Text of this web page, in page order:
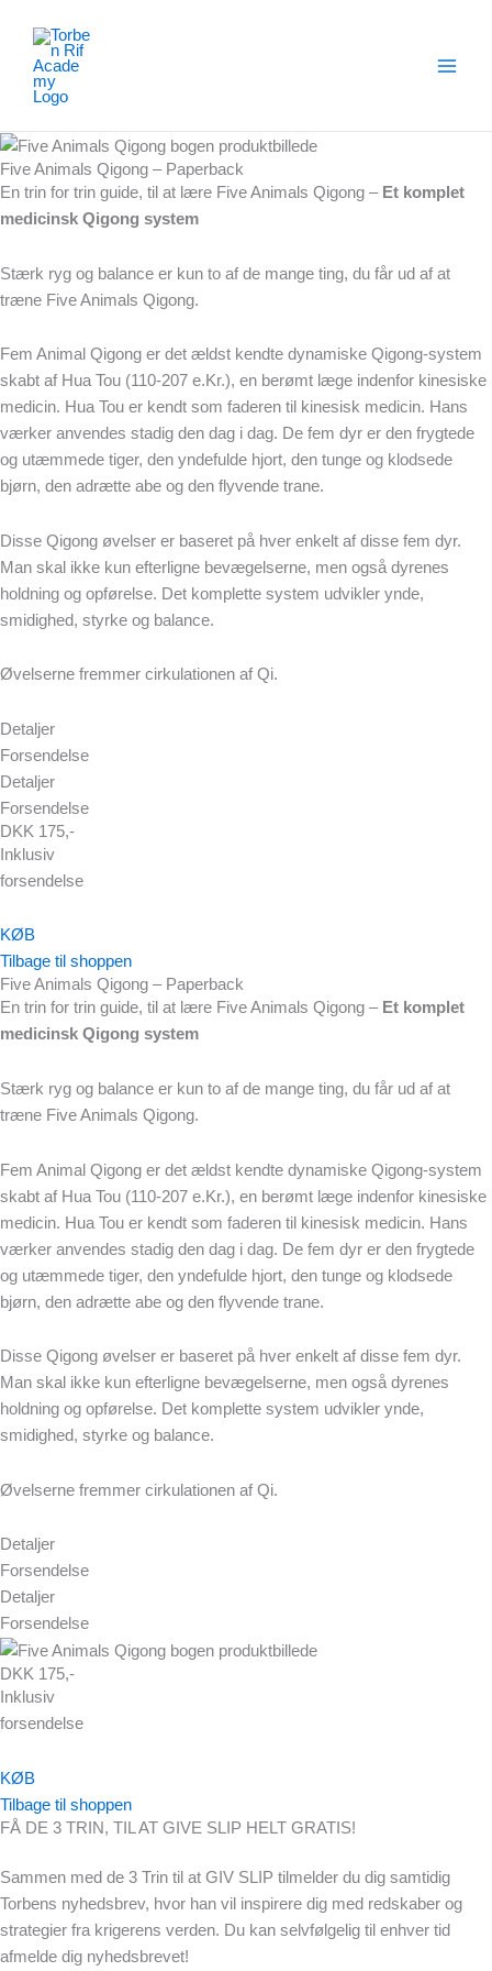
indholdet
Five Animals Qigong – Paperback
En trin for trin guide, til at lære Five Animals Qigong – Et komplet
medicinsk Qigong system
Stærk ryg og balance er kun to af de mange ting, du får ud af at
træne Five Animals Qigong.
Fem Animal Qigong er det ældst kendte dynamiske Qigong-system
skabt af Hua Tou (110-207 e.Kr.), en berømt læge indenfor kinesiske
medicin. Hua Tou er kendt som faderen til kinesisk medicin. Hans
værker anvendes stadig den dag i dag. De fem dyr er den frygtede
og utæmmede tiger, den yndefulde hjort, den tunge og klodsede
bjørn, den adrætte abe og den flyvende trane.
Disse Qigong øvelser er baseret på hver enkelt af disse fem dyr.
Man skal ikke kun efterligne bevægelserne, men også dyrenes
holdning og opførelse. Det komplette system udvikler ynde,
smidighed, styrke og balance.
Øvelserne fremmer cirkulationen af Qi.
Detaljer
Forsendelse
Detaljer
Forsendelse
DKK 175,-
Inklusiv
forsendelse
KØB
Tilbage til shoppen
Five Animals Qigong – Paperback
En trin for trin guide, til at lære Five Animals Qigong – Et komplet
medicinsk Qigong system
Stærk ryg og balance er kun to af de mange ting, du får ud af at
træne Five Animals Qigong.
Fem Animal Qigong er det ældst kendte dynamiske Qigong-system
skabt af Hua Tou (110-207 e.Kr.), en berømt læge indenfor kinesiske
medicin. Hua Tou er kendt som faderen til kinesisk medicin. Hans
værker anvendes stadig den dag i dag. De fem dyr er den frygtede
og utæmmede tiger, den yndefulde hjort, den tunge og klodsede
bjørn, den adrætte abe og den flyvende trane.
Disse Qigong øvelser er baseret på hver enkelt af disse fem dyr.
Man skal ikke kun efterligne bevægelserne, men også dyrenes
holdning og opførelse. Det komplette system udvikler ynde,
smidighed, styrke og balance.
Øvelserne fremmer cirkulationen af Qi.
Detaljer
Forsendelse
Detaljer
Forsendelse
DKK 175,-
Inklusiv
forsendelse
KØB
Tilbage til shoppen
FÅ DE 3 TRIN, TIL AT GIVE SLIP HELT GRATIS!
Sammen med de 3 Trin til at GIV SLIP tilmelder du dig samtidig
Torbens nyhedsbrev, hvor han vil inspirere dig med redskaber og
strategier fra krigerens verden. Du kan selvfølgelig til enhver tid
afmelde dig nyhedsbrevet!